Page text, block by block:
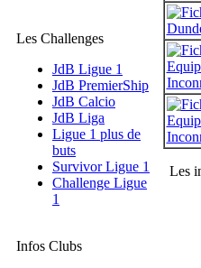
Les Challenges
JdB Ligue 1
JdB PremierShip
JdB Calcio
JdB Liga
Ligue 1 plus de
buts
Survivor Ligue 1
Challenge Ligue
1
Infos Clubs
Les